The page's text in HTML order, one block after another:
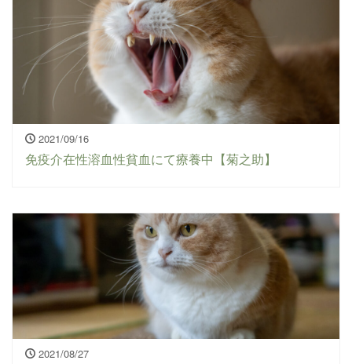
2021/09/16
免疫介在性溶血性貧血にて療養中【菊之助】
2021/08/27